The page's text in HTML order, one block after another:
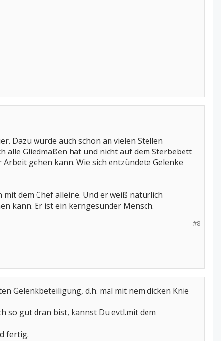
Dazu wurde auch schon an vielen Stellen
Gliedmaßen hat und nicht auf dem Sterbebett
gehen kann. Wie sich entzündete Gelenke
dem Chef alleine. Und er weiß natürlich
kann. Er ist ein kerngesunder Mensch.
#8
Gelenkbeteiligung, d.h. mal mit nem dicken Knie
so gut dran bist, kannst Du evtl.mit dem
fertig.